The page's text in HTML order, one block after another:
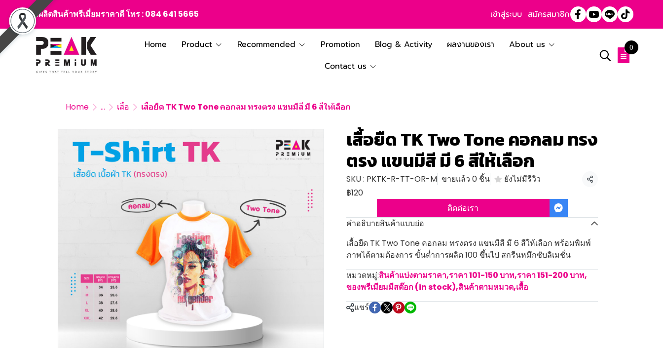
สั่งผลิตสินค้าพรีเมี่ยมราคาดี โทร :084 641 5665 เข้าสู่ระบบ สมัครสมาชิก
Home Product Recommended Promotion Blog & Activity ผลงานของเรา
About us
Contact us
0
Home ... เสื้อ เสื้อยืด TK Two Tone คอกลม ทรงตรง แขนมีสี มี 6 สีให้เลือก
เสื้อยืด TK Two Tone คอกลม ทรง
ตรง แขนมีสี มี 6 สีให้เลือก
SKU : PKTK-R-TT-OR-M ขายแล้ว 0 ชิ้น ยังไม่มีรีวิว
แชร์
฿120
ติดต่อเรา
คำอธิบายสินค้าแบบย่อ
เสื้อยืด TK Two Tone คอกลม ทรงตรง แขนมีสี มี 6 สีให้เลือก พร้อมพิมพ์
ภาพได้ตามต้องการ ขั้นต่ำการผลิต 100 ขึ้นไป สกรีนหมึกซับลิเมชั่น
หมวดหมู่:สินค้าแบ่งตามราคา,ราคา 101-150 บาท,ราคา 151-200 บาท,
ของพรีเมียมมีสต๊อก (in stock),สินค้าตามหมวด,เสื้อ
แชร์